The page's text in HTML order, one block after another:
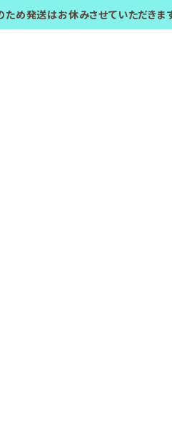
ため発送はお休みさせていただきま